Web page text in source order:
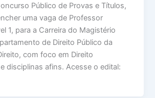
Público de Provas e Títulos,
uma vaga de Professor
1, para a Carreira do Magistério
de Direito Público da
com foco em Direito
disciplinas afins. Acesse o edital: